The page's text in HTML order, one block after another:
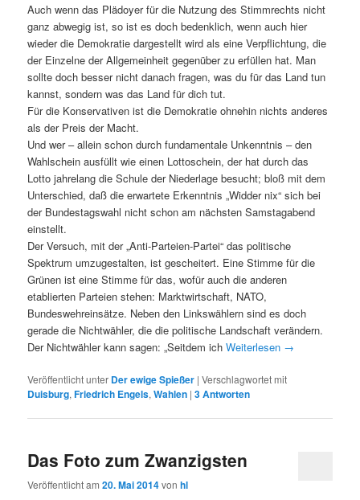
Auch wenn das Plädoyer für die Nutzung des Stimmrechts nicht
ganz abwegig ist, so ist es doch bedenklich, wenn auch hier
wieder die Demokratie dargestellt wird als eine Verpflichtung, die
der Einzelne der Allgemeinheit gegenüber zu erfüllen hat. Man
sollte doch besser nicht danach fragen, was du für das Land tun
kannst, sondern was das Land für dich tut.
Für die Konservativen ist die Demokratie ohnehin nichts anderes
als der Preis der Macht.
Und wer – allein schon durch fundamentale Unkenntnis – den
Wahlschein ausfüllt wie einen Lottoschein, der hat durch das
Lotto jahrelang die Schule der Niederlage besucht; bloß mit dem
Unterschied, daß die erwartete Erkenntnis „Widder nix“ sich bei
der Bundestagswahl nicht schon am nächsten Samstagabend
einstellt.
Der Versuch, mit der „Anti-Parteien-Partei“ das politische
Spektrum umzugestalten, ist gescheitert. Eine Stimme für die
Grünen ist eine Stimme für das, wofür auch die anderen
etablierten Parteien stehen: Marktwirtschaft, NATO,
Bundeswehreinsätze. Neben den Linkswählern sind es doch
gerade die Nichtwähler, die die politische Landschaft verändern.
Der Nichtwähler kann sagen: „Seitdem ichWeiterlesen →
Veröffentlicht unter Der ewige Spießer |Verschlagwortet mit
Duisburg,Friedrich Engels,Wahlen |3Antworten
Das Foto zum Zwanzigsten
Veröffentlicht am20. Mai 2014vonhl